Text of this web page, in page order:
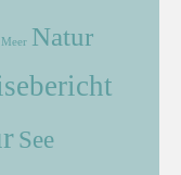
Meer Natur
See